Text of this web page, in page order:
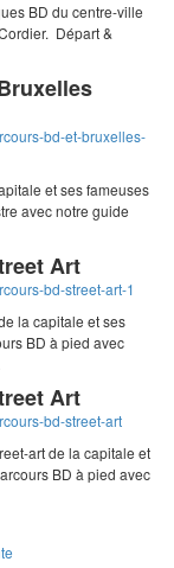
BD du centre-ville
Départ &
bd-et-bruxelles-
et ses fameuses
avec notre guide
Art
bd-street-art-1
la capitale et ses
BD à pied avec
Art
bd-street-art
art de la capitale et
BD à pied avec